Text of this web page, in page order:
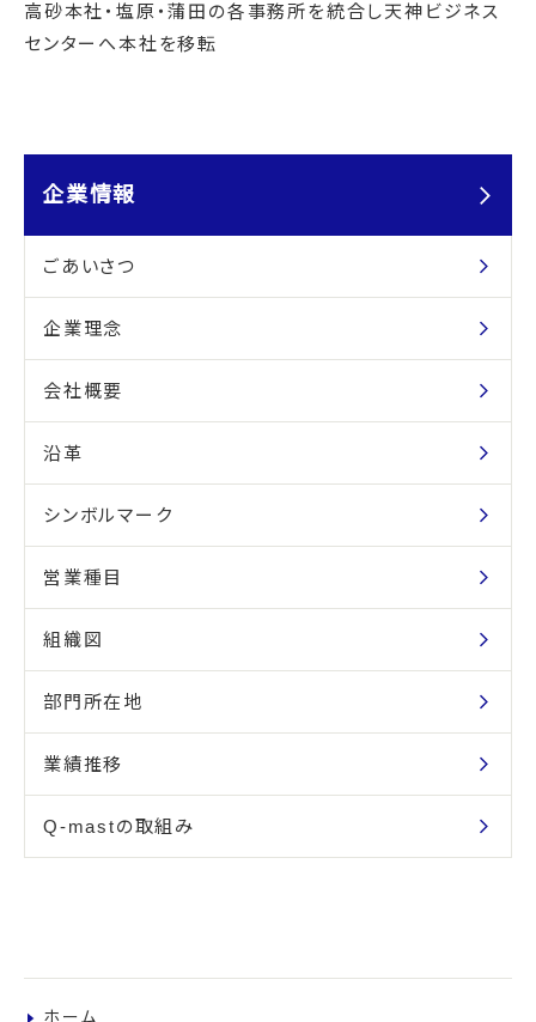
高砂本社・塩原・蒲田の各事務所を統合し天神ビジネス
センターへ本社を移転
企業情報
ごあいさつ
企業理念
会社概要
沿革
シンボルマーク
営業種目
組織図
部門所在地
業績推移
Q-mastの取組み
ホーム